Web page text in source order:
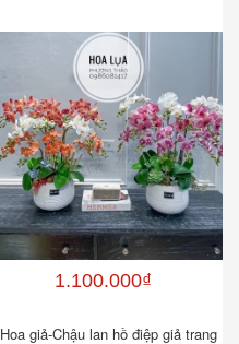
1.100.000₫
Hoa giả-Chậu lan hồ điệp giả trang